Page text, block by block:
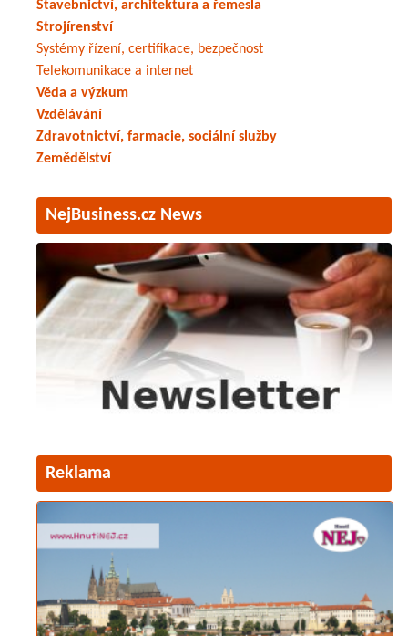
Stavebnictví, architektura a řemesla
Strojírenství
Systémy řízení, certifikace, bezpečnost
Telekomunikace a internet
Věda a výzkum
Vzdělávání
Zdravotnictví, farmacie, sociální služby
Zemědělství
NejBusiness.cz News
Reklama